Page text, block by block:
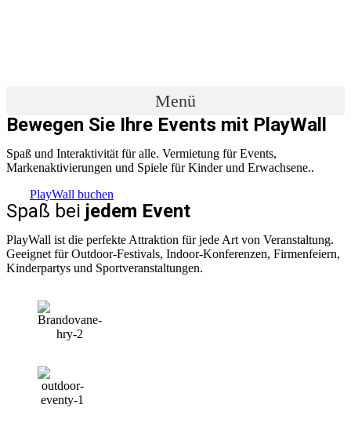
Menü
Bewegen Sie Ihre Events mit PlayWall
Spaß und Interaktivität für alle. Vermietung für Events,
Markenaktivierungen und Spiele für Kinder und Erwachsene..
PlayWall buchen
Spaß bei jedem Event
PlayWall ist die perfekte Attraktion für jede Art von Veranstaltung.
Geeignet für Outdoor-Festivals, Indoor-Konferenzen, Firmenfeiern,
Kinderpartys und Sportveranstaltungen.